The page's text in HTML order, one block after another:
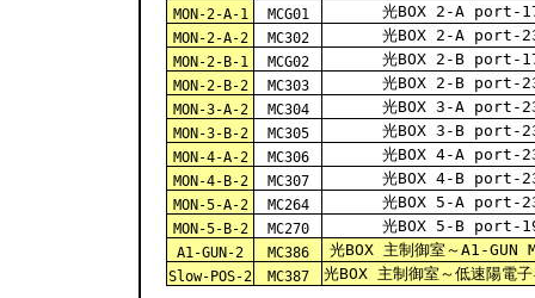
MON-2-A-1 MCG01 光BOX 2-A port-
MON-2-A-2 MC302 光BOX 2-A port-
MON-2-B-1 MCG02 光BOX 2-B port-
MON-2-B-2 MC303 光BOX 2-B port-
MON-3-A-2 MC304 光BOX 3-A port-
MON-3-B-2 MC305 光BOX 3-B port-
MON-4-A-2 MC306 光BOX 4-A port-
MON-4-B-2 MC307 光BOX 4-B port-
MON-5-A-2 MC264 光BOX 5-A port-
MON-5-B-2 MC270 光BOX 5-B port-
A1-GUN-2 MC386 光BOX 主制御室～A1-
Slow-POS-2 MC387 光BOX 主制御室～低速陽